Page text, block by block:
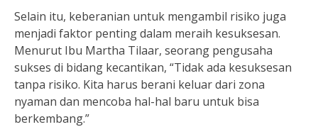
Selain itu, keberanian untuk mengambil risiko juga
menjadi faktor penting dalam meraih kesuksesan.
Menurut Ibu Martha Tilaar, seorang pengusaha
sukses di bidang kecantikan, “Tidak ada kesuksesan
tanpa risiko. Kita harus berani keluar dari zona
nyaman dan mencoba hal-hal baru untuk bisa
berkembang.”